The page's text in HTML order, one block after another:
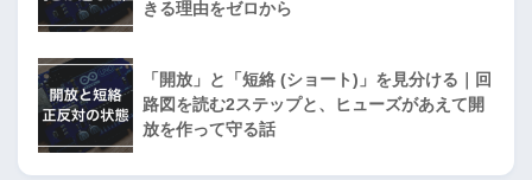
きる理由をゼロから
「開放」と「短絡 (ショート)」を見分ける｜回
路図を読む2ステップと、ヒューズがあえて開
放を作って守る話